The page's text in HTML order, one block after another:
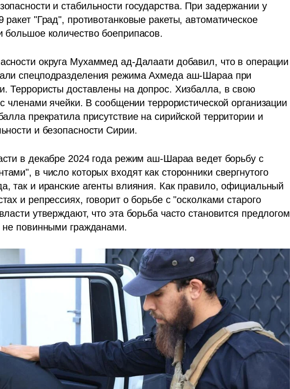
и стабильности государства. При задержании у
"Град", противотанковые ракеты, автоматическое
большое количество боеприпасов.
округа Мухаммед ад-Далаати добавил, что в операции
спецподразделения режима Ахмеда аш-Шараа при
Террористы доставлены на допрос. Хизбалла, в свою
членами ячейки. В сообщении террористической организации
прекратила присутствие на сирийской территории и
и безопасности Сирии.
в декабре 2024 года режим аш-Шараа ведет борьбу с
в число которых входят как сторонники свергнутого
так и иранские агенты влияния. Как правило, официальный
и репрессиях, говорит о борьбе с "осколками старого
утверждают, что эта борьба часто становится предлогом
повинными гражданами.